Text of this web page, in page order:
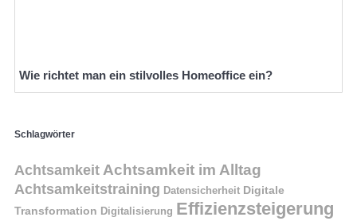
Wie richtet man ein stilvolles Homeoffice ein?
Schlagwörter
Achtsamkeit Achtsamkeit im Alltag
Achtsamkeitstraining Datensicherheit Digitale
Transformation Digitalisierung Effizienzsteigerung